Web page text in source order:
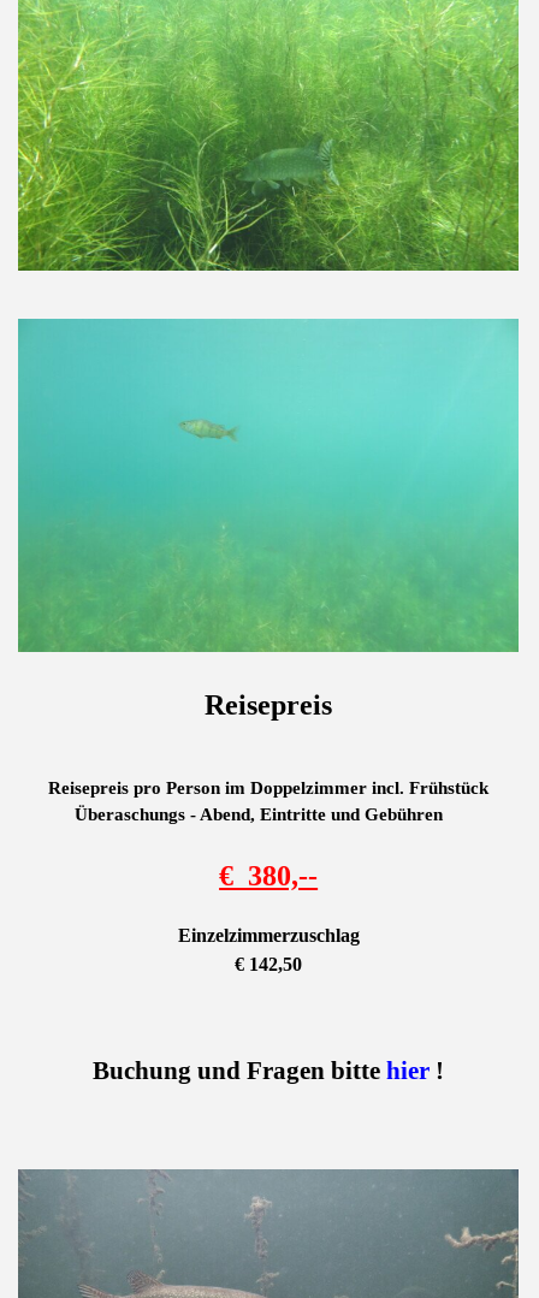
Reisepreis
Reisepreis pro Person im Doppelzimmer incl. Frühstück
Überaschungs - Abend, Eintritte und Gebühren
€ 380,--
Einzelzimmerzuschlag
€ 142,50
Buchung und Fragen bittehier !